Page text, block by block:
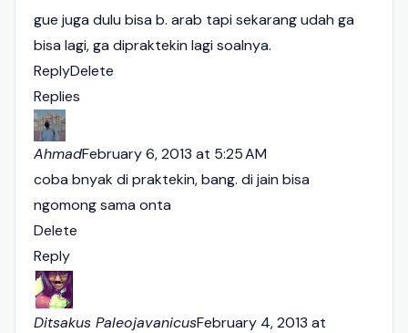
gue juga dulu bisa b. arab tapi sekarang udah ga
bisa lagi, ga dipraktekin lagi soalnya.
ReplyDelete
Replies
AhmadFebruary 6, 2013 at 5:25 AM
coba bnyak di praktekin, bang. di jain bisa
ngomong sama onta
Delete
Reply
Ditsakus PaleojavanicusFebruary 4, 2013 at